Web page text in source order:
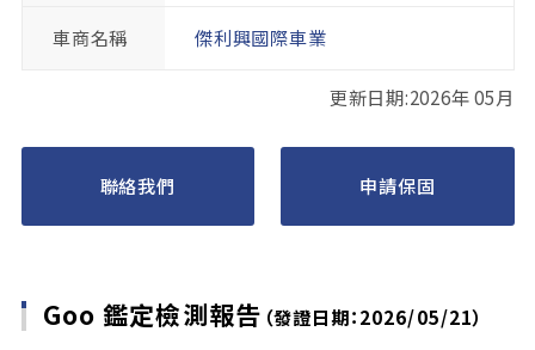
車商名稱 傑利興國際車業
更新日期:2026年 05月
聯絡我們 申請保固
Goo 鑑定檢測報告 （發證日期：2026/05/21）